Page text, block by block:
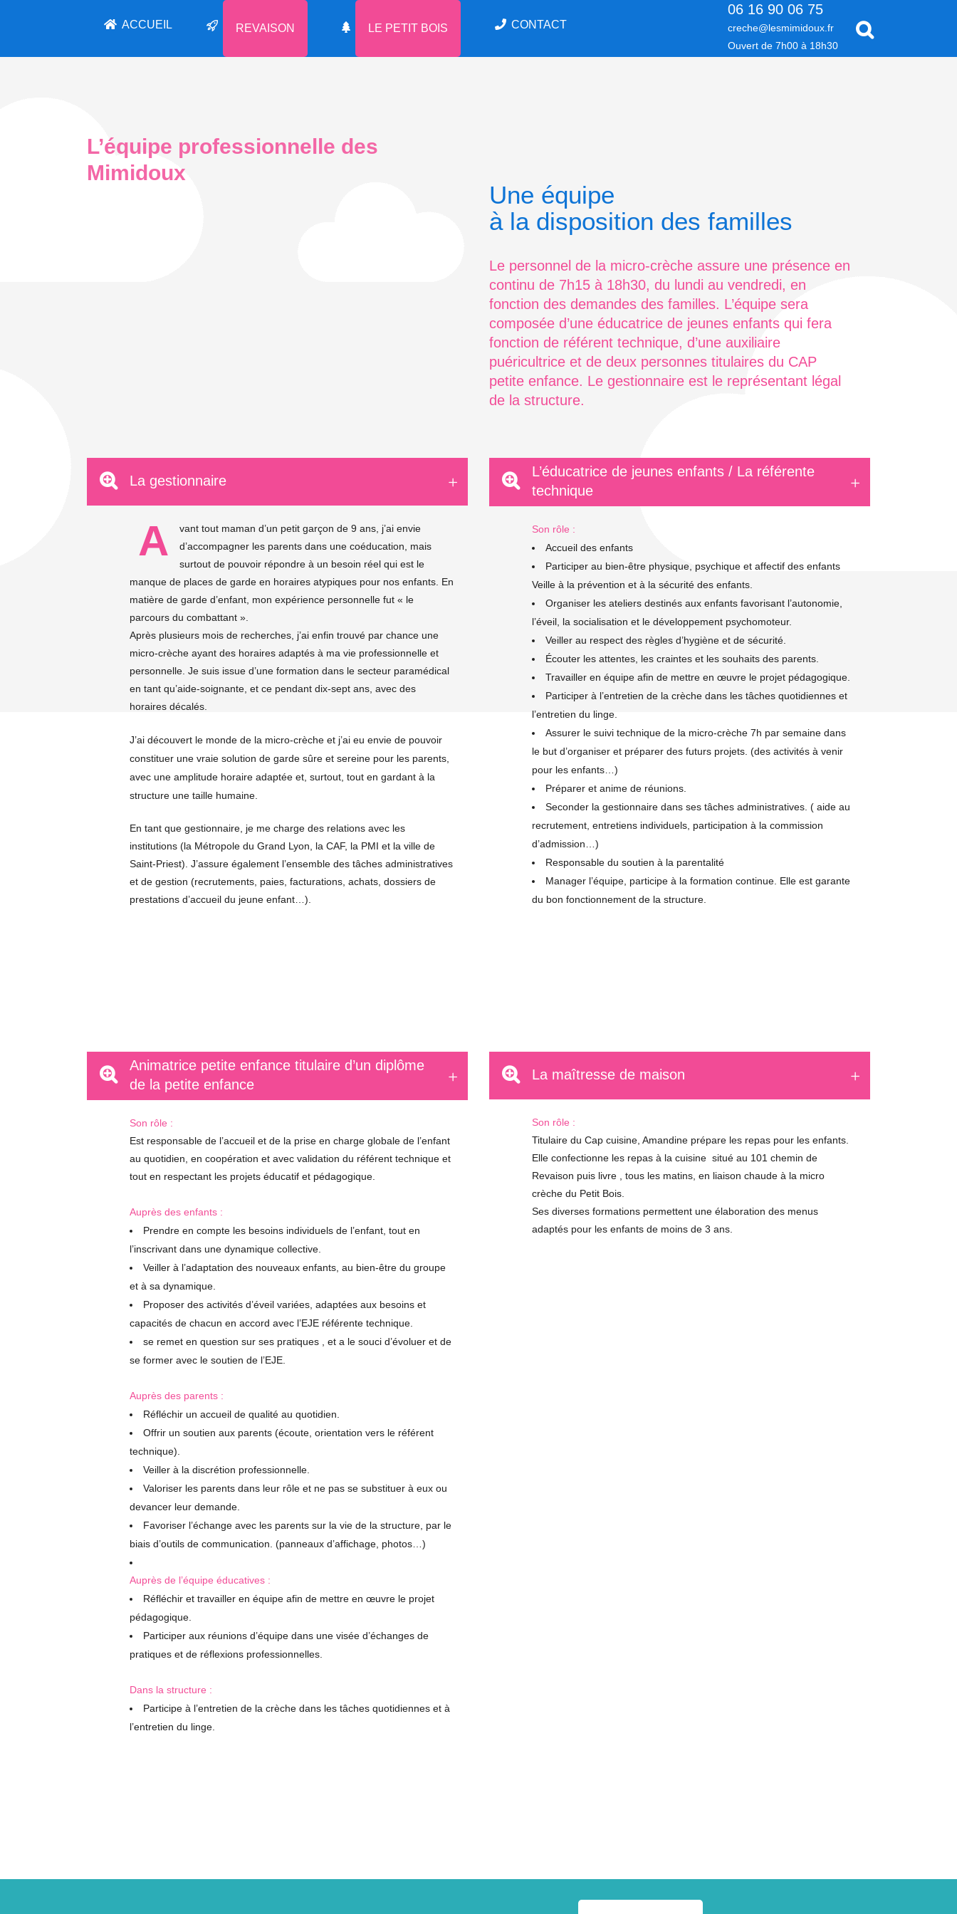
06 16 90 06 75
creche@lesmimidoux.fr
Ouvert de 7h00 à 18h30
ACCUEIL REVAISON LE PETIT BOIS CONTACT
L’équipe professionnelle des
Mimidoux
Une équipe
à la disposition des familles
Le personnel de la micro-crèche assure une présence en
continu de 7h15 à 18h30, du lundi au vendredi, en
fonction des demandes des familles. L’équipe sera
composée d’une éducatrice de jeunes enfants qui fera
fonction de référent technique, d’une auxiliaire
puéricultrice et de deux personnes titulaires du CAP
petite enfance. Le gestionnaire est le représentant légal
de la structure.
La gestionnaire
A
vant tout maman d’un petit garçon de 9 ans, j’ai envie
d’accompagner les parents dans une coéducation, mais
surtout de pouvoir répondre à un besoin réel qui est le
manque de places de garde en horaires atypiques pour nos enfants. En
matière de garde d’enfant, mon expérience personnelle fut « le
parcours du combattant ».
Après plusieurs mois de recherches, j’ai enfin trouvé par chance une
micro-crèche ayant des horaires adaptés à ma vie professionnelle et
personnelle. Je suis issue d’une formation dans le secteur paramédical
en tant qu’aide-soignante, et ce pendant dix-sept ans, avec des
horaires décalés.
J’ai découvert le monde de la micro-crèche et j’ai eu envie de pouvoir
constituer une vraie solution de garde sûre et sereine pour les parents,
avec une amplitude horaire adaptée et, surtout, tout en gardant à la
structure une taille humaine.
En tant que gestionnaire, je me charge des relations avec les
institutions (la Métropole du Grand Lyon, la CAF, la PMI et la ville de
Saint-Priest). J’assure également l’ensemble des tâches administratives
et de gestion (recrutements, paies, facturations, achats, dossiers de
prestations d’accueil du jeune enfant…).
L’éducatrice de jeunes enfants / La référente
technique
Son rôle :
Accueil des enfants
Participer au bien-être physique, psychique et affectif des enfants
Veille à la prévention et à la sécurité des enfants.
Organiser les ateliers destinés aux enfants favorisant l’autonomie,
l’éveil, la socialisation et le développement psychomoteur.
Veiller au respect des règles d’hygiène et de sécurité.
Écouter les attentes, les craintes et les souhaits des parents.
Travailler en équipe afin de mettre en œuvre le projet pédagogique.
Participer à l’entretien de la crèche dans les tâches quotidiennes et
l’entretien du linge.
Assurer le suivi technique de la micro-crèche 7h par semaine dans
le but d’organiser et préparer des futurs projets. (des activités à venir
pour les enfants…)
Préparer et anime de réunions.
Seconder la gestionnaire dans ses tâches administratives. ( aide au
recrutement, entretiens individuels, participation à la commission
d’admission…)
Responsable du soutien à la parentalité
Manager l’équipe, participe à la formation continue. Elle est garante
du bon fonctionnement de la structure.
Animatrice petite enfance titulaire d’un diplôme
de la petite enfance
Son rôle :
Est responsable de l’accueil et de la prise en charge globale de l’enfant
au quotidien, en coopération et avec validation du référent technique et
tout en respectant les projets éducatif et pédagogique.
Auprès des enfants :
Prendre en compte les besoins individuels de l’enfant, tout en
l’inscrivant dans une dynamique collective.
Veiller à l’adaptation des nouveaux enfants, au bien-être du groupe
et à sa dynamique.
Proposer des activités d’éveil variées, adaptées aux besoins et
capacités de chacun en accord avec l’EJE référente technique.
se remet en question sur ses pratiques , et a le souci d’évoluer et de
se former avec le soutien de l’EJE.
Auprès des parents :
Réfléchir un accueil de qualité au quotidien.
Offrir un soutien aux parents (écoute, orientation vers le référent
technique).
Veiller à la discrétion professionnelle.
Valoriser les parents dans leur rôle et ne pas se substituer à eux ou
devancer leur demande.
Favoriser l’échange avec les parents sur la vie de la structure, par le
biais d’outils de communication. (panneaux d’affichage, photos…)
Auprès de l’équipe éducatives :
Réfléchir et travailler en équipe afin de mettre en œuvre le projet
pédagogique.
Participer aux réunions d’équipe dans une visée d’échanges de
pratiques et de réflexions professionnelles.
Dans la structure :
Participe à l’entretien de la crèche dans les tâches quotidiennes et à
l’entretien du linge.
La maîtresse de maison
Son rôle :
Titulaire du Cap cuisine, Amandine prépare les repas pour les enfants.
Elle confectionne les repas à la cuisine situé au 101 chemin de
Revaison puis livre , tous les matins, en liaison chaude à la micro
crèche du Petit Bois.
Ses diverses formations permettent une élaboration des menus
adaptés pour les enfants de moins de 3 ans.
de 7h00 à 18h30. (sauf jours fériés )
"Les Mimidoux du petit bois"
Micro-Crèche
de 7h00 à 18h30. (sauf jours fériés )